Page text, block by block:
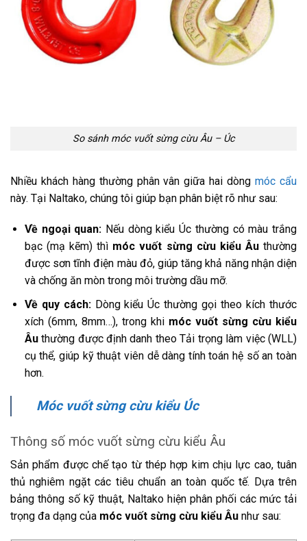
So sánh móc vuốt sừng cừu Âu – Úc
Nhiều khách hàng thường phân vân giữa hai dòngmóc cẩu
này. Tại Naltako, chúng tôi giúp bạn phân biệt rõ như sau:
Về ngoại quan: Nếu dòng kiểu Úc thường có màu trắng
bạc (mạ kẽm) thì móc vuốt sừng cừu kiểu Âuthường
được sơn tĩnh điện màu đỏ, giúp tăng khả năng nhận diện
và chống ăn mòn trong môi trường dầu mỡ.
Về quy cách:Dòng kiểu Úc thường gọi theo kích thước
xích (6mm, 8mm…), trong khi móc vuốt sừng cừu kiểu
Âuthường được định danh theo Tải trọng làm việc (WLL)
cụ thể, giúp kỹ thuật viên dễ dàng tính toán hệ số an toàn
hơn.
Móc vuốt sừng cừu kiểu Úc
Thông số móc vuốt sừng cừu kiểu Âu
Sản phẩm được chế tạo từ thép hợp kim chịu lực cao, tuân
thủ nghiêm ngặt các tiêu chuẩn an toàn quốc tế. Dựa trên
bảng thông số kỹ thuật, Naltako hiện phân phối các mức tải
trọng đa dạng của móc vuốt sừng cừu kiểu Âu như sau: